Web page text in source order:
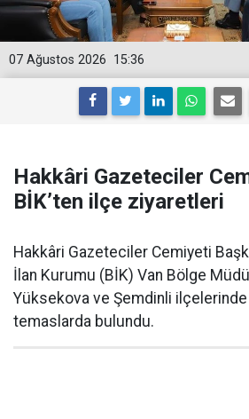
15:36
07 Ağustos 2026
Hakkâri Gazeteciler
BİK’ten ilçe ziyaretleri
Hakkâri Gazeteciler Cemiyeti
İlan Kurumu (BİK) Van Bölge
Yüksekova ve Şemdinli
temaslarda bulundu.